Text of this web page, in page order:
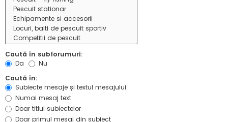
Caută în subforumuri:
Da
Nu
Caută în:
Subiecte mesaje şi textul mesajului
Numai mesaj text
Doar titlul subiectelor
Doar primul mesaj din subiect